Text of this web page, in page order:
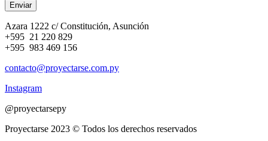
Enviar
Azara 1222 c/ Constitución, Asunción
+595 21 220 829
+595 983 469 156
contacto@proyectarse.com.py
Instagram
@proyectarsepy
Proyectarse 2023 © Todos los derechos reservados